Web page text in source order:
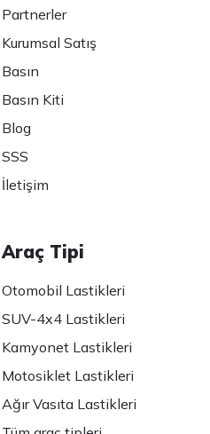
Partnerler
Kurumsal Satış
Basın
Basın Kiti
Blog
SSS
İletişim
Araç Tipi
Otomobil Lastikleri
SUV-4x4 Lastikleri
Kamyonet Lastikleri
Motosiklet Lastikleri
Ağır Vasıta Lastikleri